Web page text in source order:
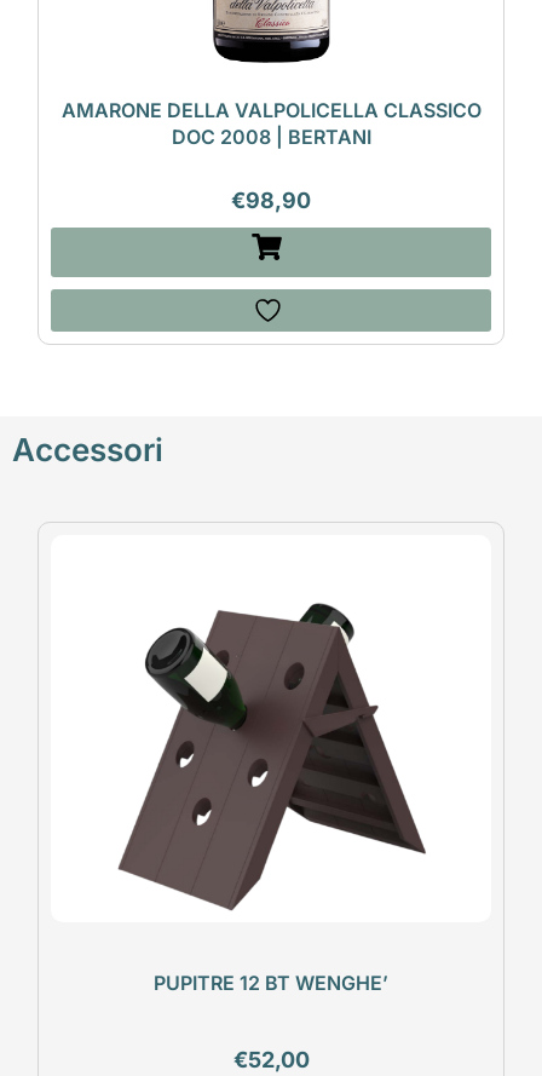
AMARONE DELLA VALPOLICELLA CLASSICO
DOC 2008 | BERTANI
€98,90
Accessori
PUPITRE 12 BT WENGHE’
€52,00